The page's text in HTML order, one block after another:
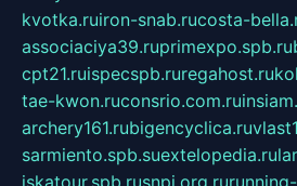
kvotka.ruiron-snab.rucosta-
associaciya39.ruprimexpo.spb.ru
cpt21.ruispecspb.ruregahost.ru
tae-kwon.ruconsrio.com.ru
archery161.rubigencyclica.ru
sarmiento.spb.suextelopedia.ru